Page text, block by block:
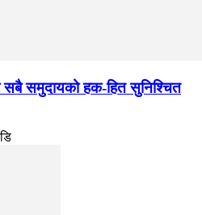
सबै समुदायको हक-हित सुनिश्चित